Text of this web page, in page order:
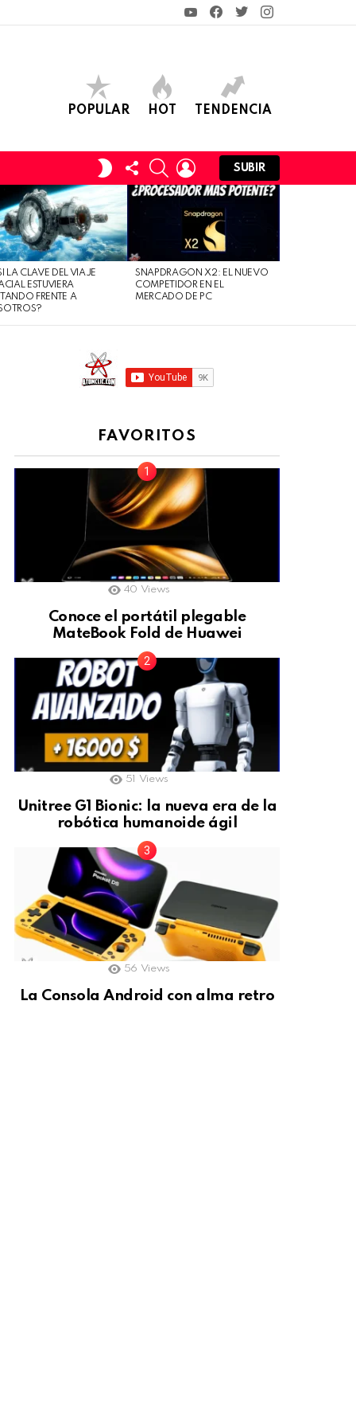
YouTubeFacebook
TwitterInstagram
POPULAR HOT TENDENCIA
SWITCH
SKIN
FOLLOW
US
SEARCHLOGIN
SUBIR
LA CLAVE DEL VIAJE
ESTUVIERA
FRENTE A
SNAPDRAGON X2: EL NUEVO
COMPETIDOR EN EL
MERCADO DE PC
FAVORITOS
40 Views
Conoce el portátil plegable
MateBook Fold de Huawei
51 Views
Unitree G1 Bionic: la nueva era de la
robótica humanoide ágil
56 Views
La Consola Android con alma retro